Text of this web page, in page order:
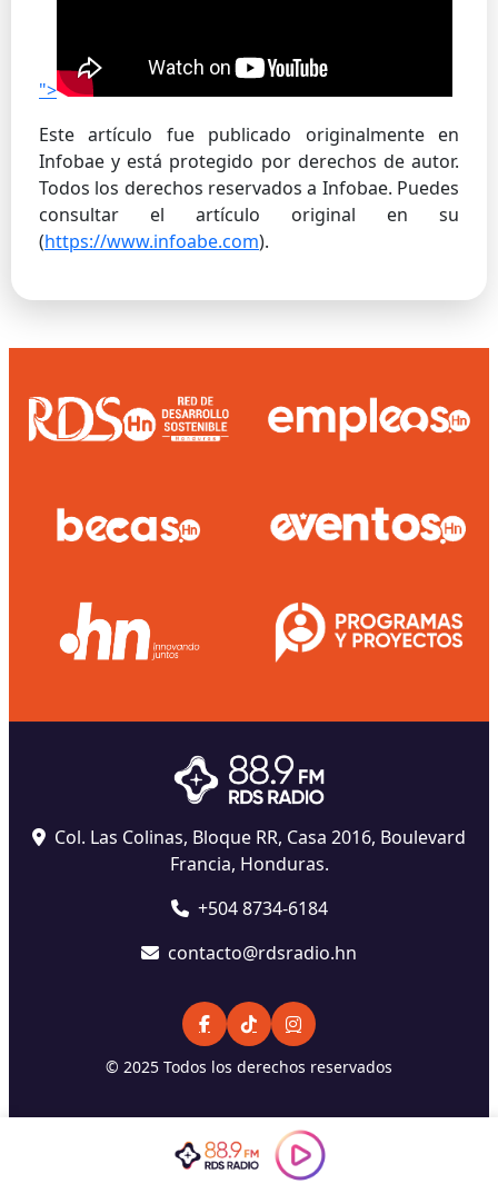
">
Este artículo fue publicado originalmente en
Infobae y está protegido por derechos de autor.
Todos los derechos reservados a Infobae. Puedes
consultar el artículo original en su
(https://www.infoabe.com).
Col. Las Colinas, Bloque RR, Casa 2016, Boulevard
Francia, Honduras.
+504 8734-6184
contacto@rdsradio.hn
© 2025 Todos los derechos reservados